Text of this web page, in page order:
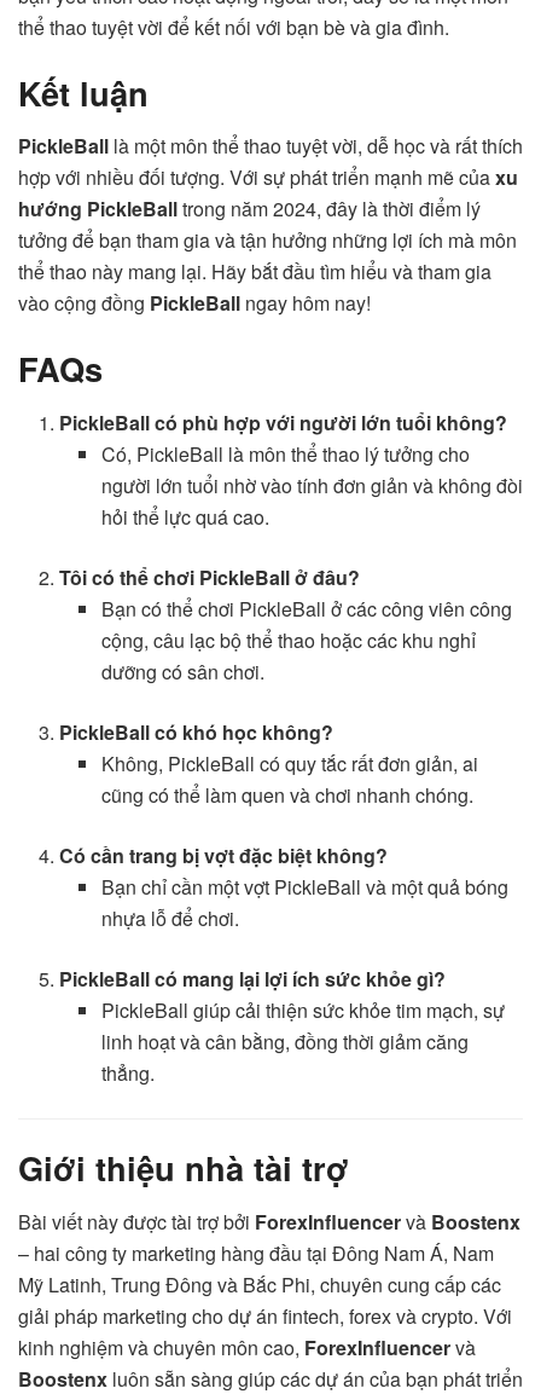
thể thao tuyệt vời để kết nối với bạn bè và gia đình.
Kết luận
PickleBall là một môn thể thao tuyệt vời, dễ học và rất thích
hợp với nhiều đối tượng. Với sự phát triển mạnh mẽ củaxu
hướng PickleBalltrong năm 2024, đây là thời điểm lý
tưởng để bạn tham gia và tận hưởng những lợi ích mà môn
thể thao này mang lại. Hãy bắt đầu tìm hiểu và tham gia
vào cộng đồng PickleBall ngay hôm nay!
FAQs
PickleBall có phù hợp với người lớn tuổi không?
Có, PickleBall là môn thể thao lý tưởng cho
người lớn tuổi nhờ vào tính đơn giản và không đòi
hỏi thể lực quá cao.
Tôi có thể chơi PickleBall ở đâu?
Bạn có thể chơi PickleBall ở các công viên công
cộng, câu lạc bộ thể thao hoặc các khu nghỉ
dưỡng có sân chơi.
PickleBall có khó học không?
Không, PickleBall có quy tắc rất đơn giản, ai
cũng có thể làm quen và chơi nhanh chóng.
Có cần trang bị vợt đặc biệt không?
Bạn chỉ cần một vợt PickleBall và một quả bóng
nhựa lỗ để chơi.
PickleBall có mang lại lợi ích sức khỏe gì?
PickleBall giúp cải thiện sức khỏe tim mạch, sự
linh hoạt và cân bằng, đồng thời giảm căng
thẳng.
Giới thiệu nhà tài trợ
Bài viết này được tài trợ bởi ForexInfluencervà Boostenx
– hai công ty marketing hàng đầu tại Đông Nam Á, Nam
Mỹ Latinh, Trung Đông và Bắc Phi, chuyên cung cấp các
giải pháp marketing cho dự án fintech, forex và crypto. Với
kinh nghiệm và chuyên môn cao, ForexInfluencervà
Boostenx luôn sẵn sàng giúp các dự án của bạn phát triển